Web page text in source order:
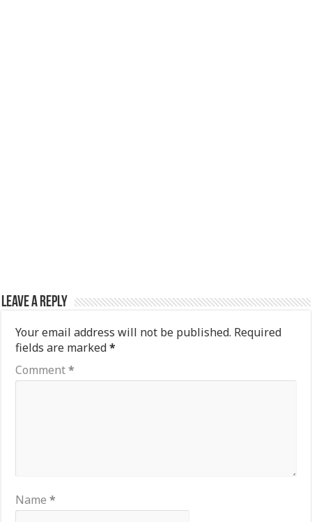
Leave a Reply
Your email address will not be published. Required
fields are marked*
Comment*
Name*